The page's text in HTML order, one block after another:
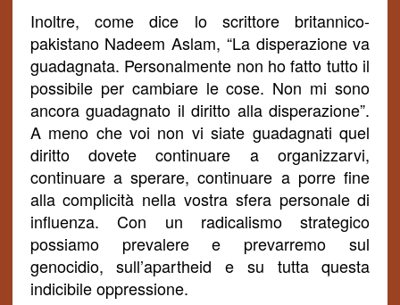
Inoltre, come dice lo scrittore britannico-
pakistano Nadeem Aslam, “La disperazione va
guadagnata. Personalmente non ho fatto tutto il
possibile per cambiare le cose. Non mi sono
ancora guadagnato il diritto alla disperazione”.
A meno che voi non vi siate guadagnati quel
diritto dovete continuare a organizzarvi,
continuare a sperare, continuare a porre fine
alla complicità nella vostra sfera personale di
influenza. Con un radicalismo strategico
possiamo prevalere e prevarremo sul
genocidio, sull’apartheid e su tutta questa
indicibile oppressione.